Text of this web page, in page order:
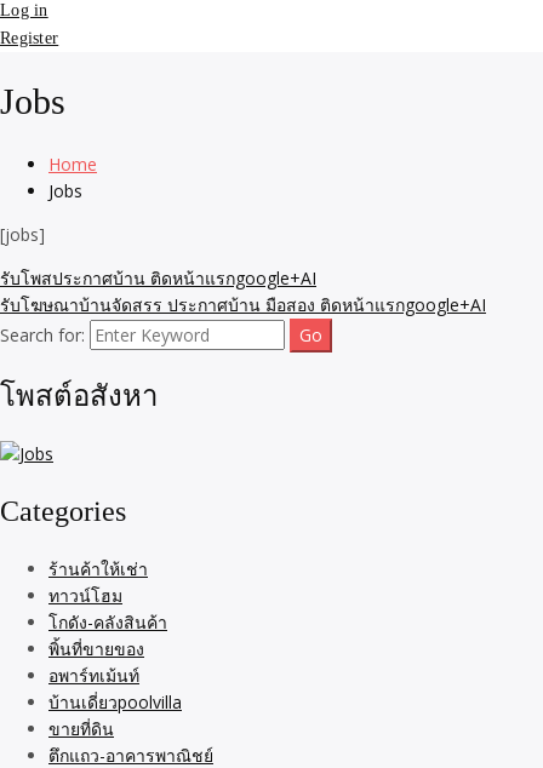
Log in
Register
Jobs
Home
Jobs
[jobs]
รับโพสประกาศบ้าน ติดหน้าแรกgoogle+AI
รับโฆษณาบ้านจัดสรร ประกาศบ้าน มือสอง ติดหน้าแรกgoogle+AI
Search for:
โพสต์อสังหา
Categories
ร้านค้าให้เช่า
ทาวน์โฮม
โกดัง-คลังสินค้า
พิ้นที่ขายของ
อพาร์ทเม้นท์
บ้านเดี่ยวpoolvilla
ขายที่ดิน
ตึกแถว-อาคารพาณิชย์